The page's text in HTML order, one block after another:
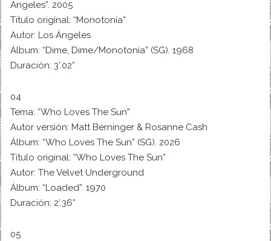
Ángeles”. 2005
Título original: “Monotonía”
Autor: Los Ángeles
Álbum: “Dime, Dime/Monotonía” (SG). 1968
Duración: 3’.02”
04
Tema: “Who Loves The Sun”
Autor versión: Matt Berninger & Rosanne Cash
Álbum: “Who Loves The Sun” (SG). 2026
Título original: “Who Loves The Sun”
Autor: The Velvet Underground
Álbum: “Loaded”. 1970
Duración: 2’.36”
05